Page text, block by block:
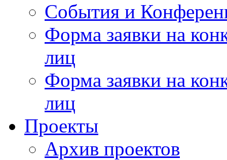
События и
Форма заявки на
лиц
Форма заявки на
лиц
Проекты
Архив проектов